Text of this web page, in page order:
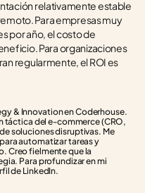
relativamente estable
Para empresas muy
por año, el costo de
Para organizaciones
regularmente, el ROI es
& Innovation en Coderhouse.
táctica del e-commerce (CRO,
soluciones disruptivas. Me
automatizar tareas y
Creo fielmente que la
Para profundizar en mi
de LinkedIn.